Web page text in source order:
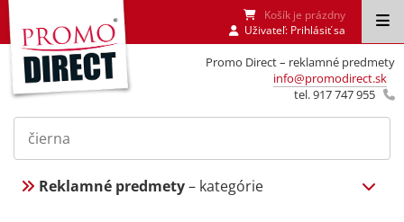
Promo Direct – reklamné predmety
info@promodirect.sk
tel. 917 747 955
Košík je prázdny
Uživateľ: Prihlásiť sa
Reklamné predmety– kategórie